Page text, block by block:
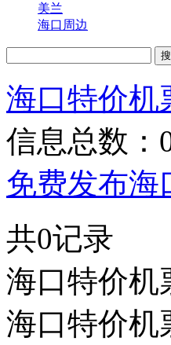
美兰
海口周边
海口特价机
信息总数：
免费发布海
共0记录
海口特价机
海口特价机